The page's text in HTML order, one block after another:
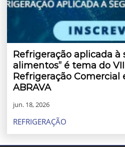
Refrigeração aplicada à
alimentos” é tema do
Refrigeração Comercial
ABRAVA
jun. 18, 2026
REFRIGERAÇÃO